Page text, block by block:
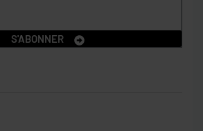
S'ABONNER